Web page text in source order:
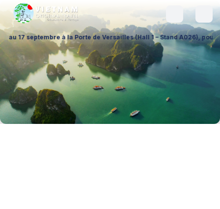
à la Porte de Versailles (Hall 1 – Stand A026), pour échanger